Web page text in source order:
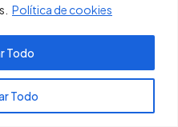
Política de cookies
Todo
Todo
8:00 PM